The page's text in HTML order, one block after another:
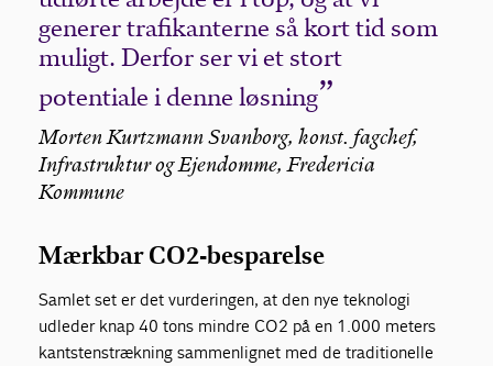
generer trafikanterne så kort tid som
muligt. Derfor ser vi et stort
potentiale i denne løsning
Morten Kurtzmann Svanborg, konst. fagchef,
Infrastruktur og Ejendomme, Fredericia
Kommune
Mærkbar CO2-besparelse
Samlet set er det vurderingen, at den nye teknologi
udleder knap 40 tons mindre CO2 på en 1.000 meters
kantstenstrækning sammenlignet med de traditionelle